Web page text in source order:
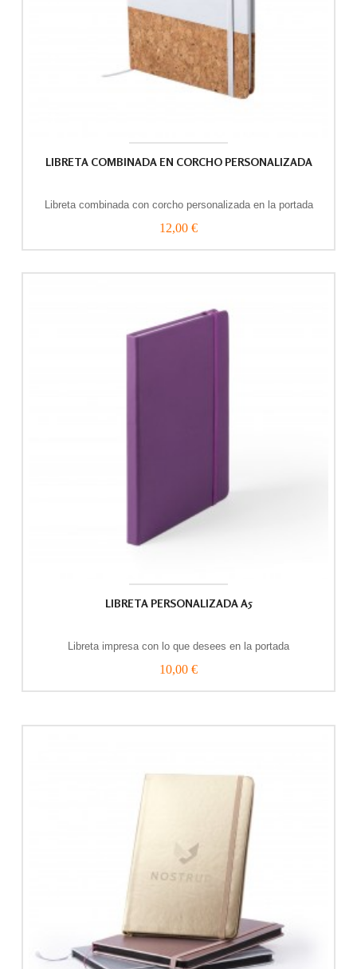
LIBRETA COMBINADA EN CORCHO PERSONALIZADA
Libreta combinada con corcho personalizada en la portada
12,00 €
LIBRETA PERSONALIZADA A5
Libreta impresa con lo que desees en la portada
10,00 €